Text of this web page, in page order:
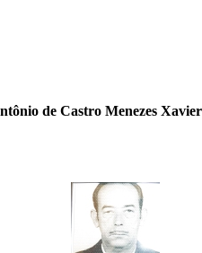
de Castro Menezes